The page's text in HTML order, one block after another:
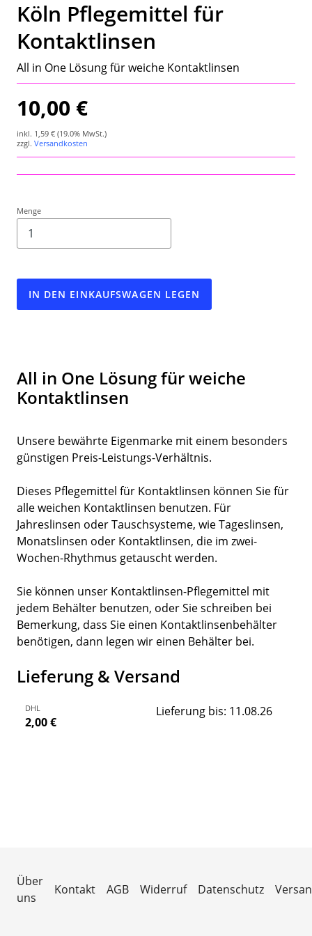
Wetterstation
Hygrometer
Über uns
Kontakt
Köln Pflegemittel für
Kontaktlinsen
All in One Lösung für weiche Kontaktlinsen
10,00 €
inkl. 1,59 € (19.0% MwSt.)
zzgl. Versandkosten
Menge
IN DEN EINKAUFSWAGEN LEGEN
All in One Lösung für weiche
Kontaktlinsen
Unsere bewährte Eigenmarke mit einem besonders
günstigen Preis-Leistungs-Verhältnis.
Dieses Pflegemittel für Kontaktlinsen können Sie für
alle weichen Kontaktlinsen benutzen. Für
Jahreslinsen oder Tauschsysteme, wie Tageslinsen,
Monatslinsen oder Kontaktlinsen, die im zwei-
Wochen-Rhythmus getauscht werden.
Sie können unser Kontaktlinsen-Pflegemittel mit
jedem Behälter benutzen, oder Sie schreiben bei
Bemerkung, dass Sie einen Kontaktlinsenbehälter
benötigen, dann legen wir einen Behälter bei.
Lieferung & Versand
DHL
2,00 €
Lieferung bis: 11.08.26
Über
uns
Kontakt AGB Widerruf Datenschutz